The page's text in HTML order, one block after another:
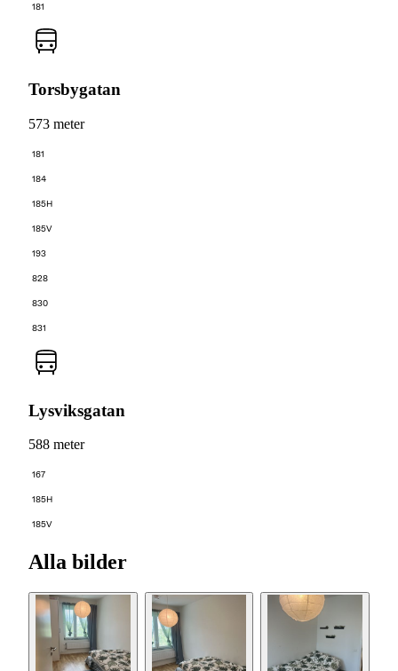
181
Torsbygatan
573 meter
181
184
185H
185V
193
828
830
831
Lysviksgatan
588 meter
167
185H
185V
Alla bilder